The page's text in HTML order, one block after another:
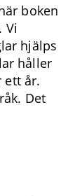
boken
Vi
hjälps
håller
ett år.
Det